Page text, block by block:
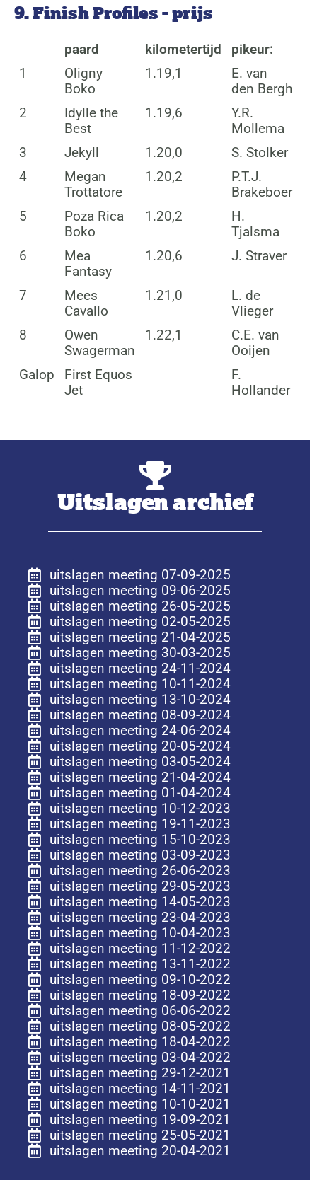
9. Finish Profiles - prijs
paard kilometertijd
pikeur:
1
Oligny
Boko
1.19,1
E. van
den Bergh
2
Idylle the
Best
1.19,6
Y.R.
Mollema
3
Jekyll 1.20,0
S. Stolker
4
Megan
Trottatore
1.20,2
P.T.J.
Brakeboer
5
Poza Rica
Boko
1.20,2
H.
Tjalsma
6
Mea
Fantasy
1.20,6 J. Straver
7
Mees
Cavallo
1.21,0
L. de
Vlieger
8
Owen
Swagerman
1.22,1
C.E. van
Ooijen
Galop
First Equos
Jet
F.
Hollander
Uitslagen archief
uitslagen meeting 07-09-2025
uitslagen meeting 09-06-2025
uitslagen meeting 26-05-2025
uitslagen meeting 02-05-2025
uitslagen meeting 21-04-2025
uitslagen meeting 30-03-2025
uitslagen meeting 24-11-2024
uitslagen meeting 10-11-2024
uitslagen meeting 13-10-2024
uitslagen meeting 08-09-2024
uitslagen meeting 24-06-2024
uitslagen meeting 20-05-2024
uitslagen meeting 03-05-2024
uitslagen meeting 21-04-2024
uitslagen meeting 01-04-2024
uitslagen meeting 10-12-2023
uitslagen meeting 19-11-2023
uitslagen meeting 15-10-2023
uitslagen meeting 03-09-2023
uitslagen meeting 26-06-2023
uitslagen meeting 29-05-2023
uitslagen meeting 14-05-2023
uitslagen meeting 23-04-2023
uitslagen meeting 10-04-2023
uitslagen meeting 11-12-2022
uitslagen meeting 13-11-2022
uitslagen meeting 09-10-2022
uitslagen meeting 18-09-2022
uitslagen meeting 06-06-2022
uitslagen meeting 08-05-2022
uitslagen meeting 18-04-2022
uitslagen meeting 03-04-2022
uitslagen meeting 29-12-2021
uitslagen meeting 14-11-2021
uitslagen meeting 10-10-2021
uitslagen meeting 19-09-2021
uitslagen meeting 25-05-2021
uitslagen meeting 20-04-2021